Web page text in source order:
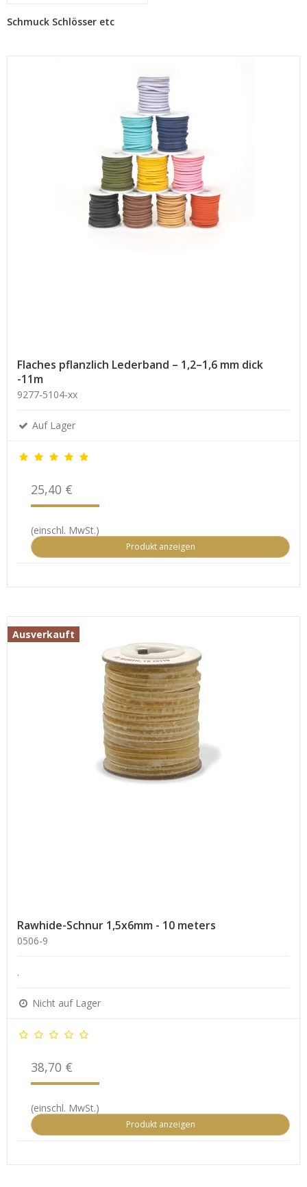
Schmuck Schlösser etc
Flaches pflanzlich Lederband – 1,2–1,6 mm dick
-11m
9277-5104-xx
Auf Lager
25,40 €
(einschl. MwSt.)
Produkt anzeigen
Ausverkauft
Rawhide-Schnur 1,5x6mm - 10 meters
0506-9
.
Nicht auf Lager
38,70 €
(einschl. MwSt.)
Produkt anzeigen